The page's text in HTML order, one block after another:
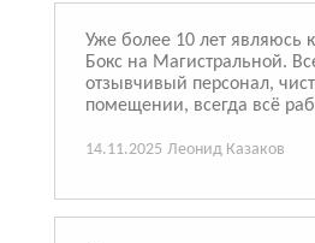
Уже более 10 лет являюсь
Бокс на Магистральной.
отзывчивый персонал,
помещении, всегда всё
14.11.2025 Леонид Казаков